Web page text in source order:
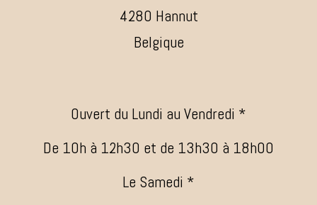
4280 Hannut
Belgique
Ouvert du Lundi au Vendredi *
De 10h à 12h30 et de 13h30 à 18h00
Le Samedi *